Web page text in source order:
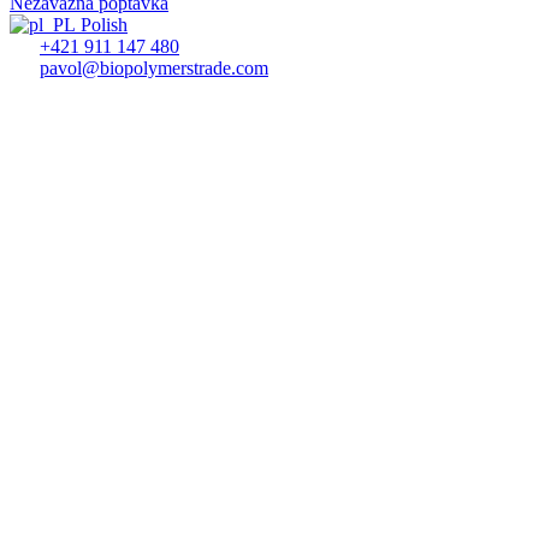
Polish
+421 911 147 480
pavol@biopolymerstrade.com